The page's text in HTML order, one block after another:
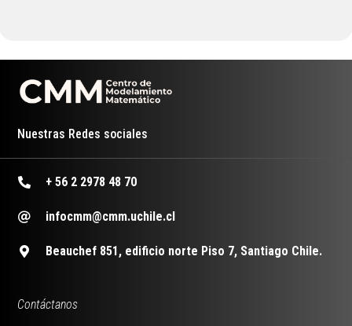
Nuestras Redes sociales
+ 56 2 2978 48 70
infocmm@cmm.uchile.cl
Beauchef 851, edificio norte Piso 7, Santiago Chile.
Contáctanos